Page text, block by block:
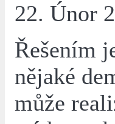
22. Únor
Řešením
nějaké
může